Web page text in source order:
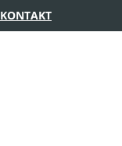
KONTAKT